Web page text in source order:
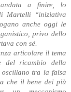
andata a finire, lo
Martelli “iniziativa
anche oggi le
privo dello
con sé.
articolare il tema
del ricambio della
tra la falsa
che il bene dei più